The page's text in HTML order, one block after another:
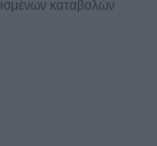
καταβολών